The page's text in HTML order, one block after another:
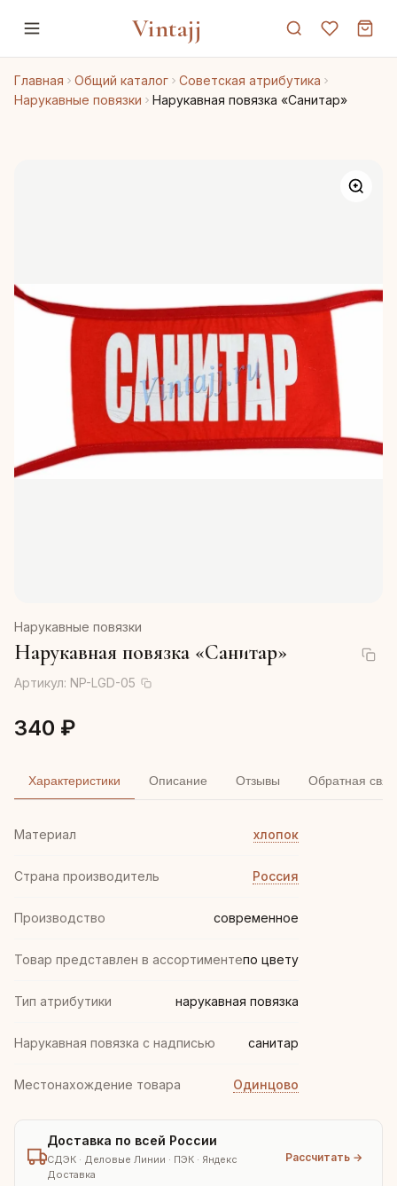
Vintajj
Главная Общий каталог
Советская атрибутика
Нарукавные повязки
Нарукавная повязка «Санитар»
Нарукавные повязки
Нарукавная повязка «Санитар»
Артикул: NP-LGD-05
340 ₽
Характеристики Описание Отзывы Обратная
Материал хлопок
Страна производитель Россия
Производство современное
Товар представлен в ассортиментепо цвету
Тип атрибутики нарукавная повязка
Нарукавная повязка с надписью санитар
Местонахождение товара Одинцово
Доставка по всей России
СДЭК · Деловые Линии · ПЭК · Яндекс
Доставка
Рассчитать →